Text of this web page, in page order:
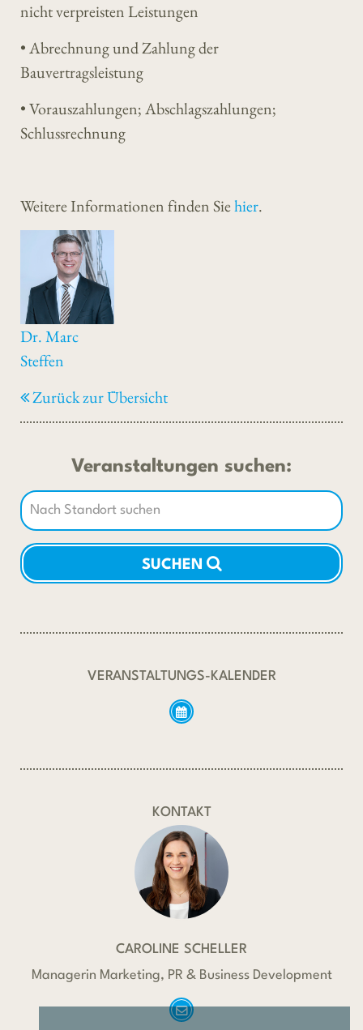
nicht verpreisten Leistungen
• Abrechnung und Zahlung der
Bauvertragsleistung
• Vorauszahlungen; Abschlagszahlungen;
Schlussrechnung
Weitere Informationen finden Siehier.
Dr. Marc
Steffen
Zurück zur Übersicht
Veranstaltungen suchen:
SUCHEN
VERANSTALTUNGS-KALENDER
KONTAKT
CAROLINE SCHELLER
Managerin Marketing, PR & Business Development